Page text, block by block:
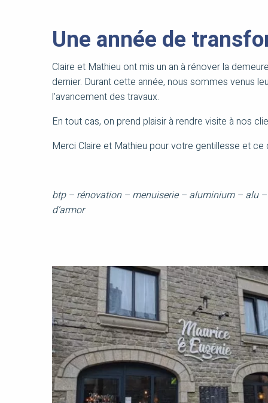
Une année de
Claire et Mathieu ont mis un an à rénover la
dernier. Durant cette année, nous sommes venus
l’avancement des travaux.
En tout cas, on prend plaisir à rendre visite à nos
Merci Claire et Mathieu pour votre gentillesse et ce
btp – rénovation – menuiserie – aluminium – alu
d’armor